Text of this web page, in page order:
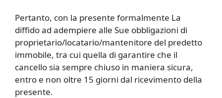
Pertanto, con la presente formalmente La
diffido ad adempiere alle Sue obbligazioni di
proprietario/locatario/mantenitore del predetto
immobile, tra cui quella di garantire che il
cancello sia sempre chiuso in maniera sicura,
entro e non oltre 15 giorni dal ricevimento della
presente.